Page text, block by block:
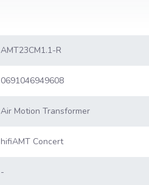
AMT23CM1.1-R
0691046949608
Air Motion Transformer
hifiAMT Concert
-